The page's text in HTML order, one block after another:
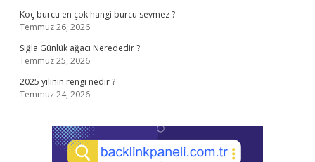
Koç burcu en çok hangi burcu sevmez ?
Temmuz 26, 2026
Sığla Günlük ağacı Nerededir ?
Temmuz 25, 2026
2025 yılının rengi nedir ?
Temmuz 24, 2026